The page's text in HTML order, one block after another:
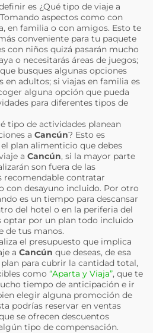
es ¿Qué tipo de viaje a
aspectos como con
en familia o con amigos. Esto te
conveniente para tu paquete
con niños quizá pasarán mucho
o necesitarás áreas de juegos;
busques algunas opciones
en adultos; si viajas en familia es
alguna opción que pueda
para diferentes tipos de
tipo de actividades planean
a Cancún? Esto es
plan alimenticio que debes
a Cancún, si la mayor parte
son fuera de las
recomendable contratar
con desayuno incluido. Por otro
es un tiempo para descansar
del hotel o en la periferia del
optar por un plan todo incluido
de tus manos.
el presupuesto que implica
a Cancún que deseas, de esa
para cubrir la cantidad total,
como “Aparta y Viaja”, que te
tiempo de anticipación e ir
elegir alguna promoción de
podrías reservar en ventas
se ofrecen descuentos
tipo de compensación.